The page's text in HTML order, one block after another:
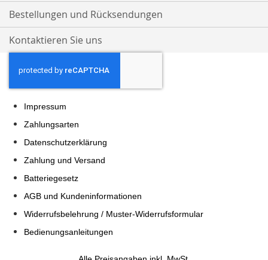
Bestellungen und Rücksendungen
Kontaktieren Sie uns
Impressum
Zahlungsarten
Datenschutzerklärung
Zahlung und Versand
Batteriegesetz
AGB und Kundeninformationen
Widerrufsbelehrung / Muster-Widerrufsformular
Bedienungsanleitungen